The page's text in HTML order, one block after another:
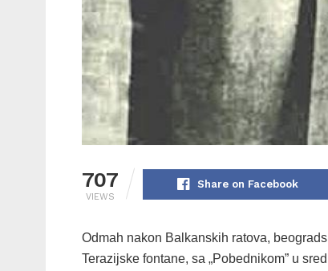
707
VIEWS
Share on Facebook
Odmah nakon Balkanskih ratova,
Terazijske fontane, sa „Pobednikom” u